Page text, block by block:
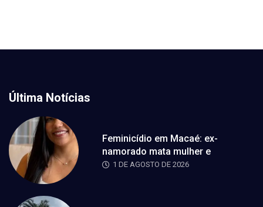
Última Notícias
Feminicídio em Macaé: ex-
namorado mata mulher e
1 DE AGOSTO DE 2026